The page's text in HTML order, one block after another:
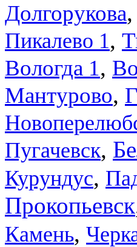
Долгорукова,
Пикалево 1,
Вологда 1,
Мантурово,
Пугачевск,
Курундус,
Прокопьевск
Камень,